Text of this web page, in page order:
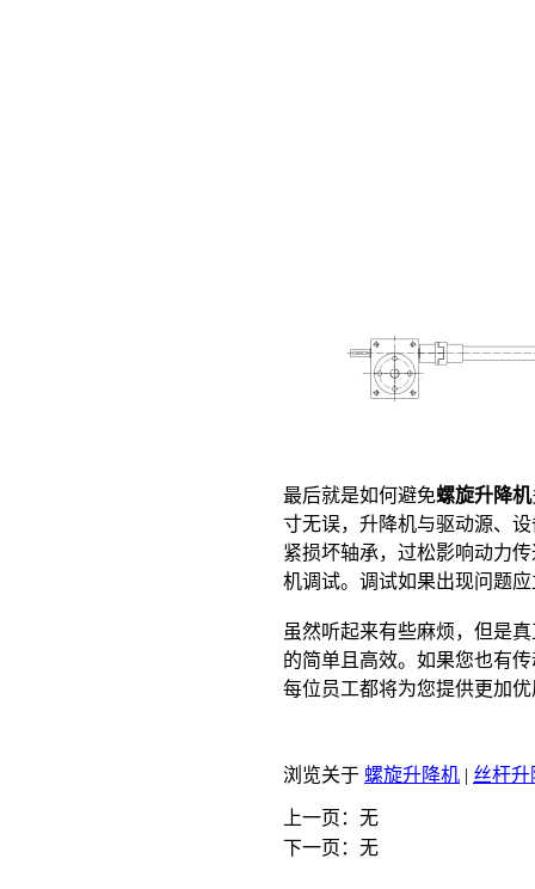
最后就是如何避免螺旋升降机
寸无误，升降机与驱动源、
紧损坏轴承，过松影响动力
机调试。调试如果出现问题
虽然听起来有些麻烦，但是
的简单且高效。如果您也有
每位员工都将为您提供更加
浏览关于 螺旋升降机 | 丝杆升
上一页：无
下一页：无